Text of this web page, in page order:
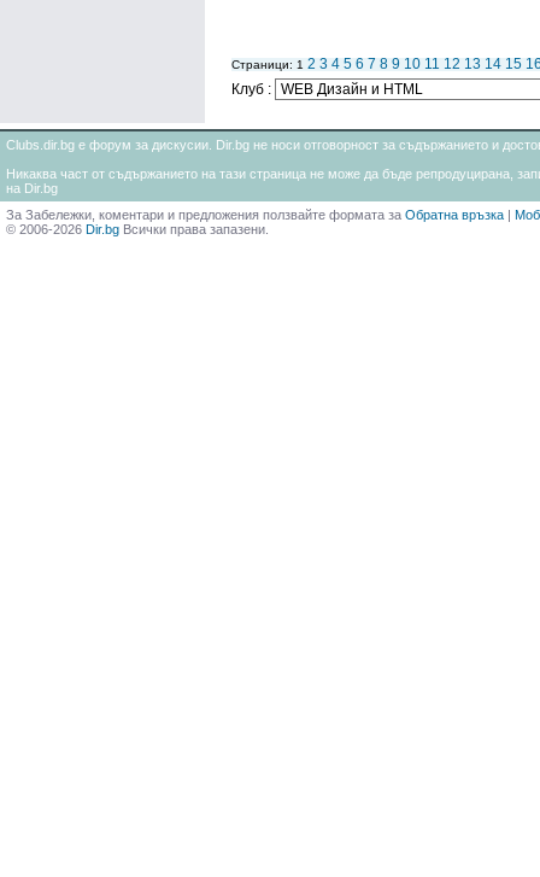
Страници: 1 2 3 4 5 6 7 8 9 10 11 12 13 14 15
Клуб :
Clubs.dir.bg е форум за дискусии. Dir.bg не носи отговорност за съдържанието и
Никаква част от съдържанието на тази страница не може да бъде репродуцирана,
на Dir.bg
За Забележки, коментари и предложения ползвайте формата за Обратна връзка |
© 2006-2026 Dir.bg Всички права запазени.